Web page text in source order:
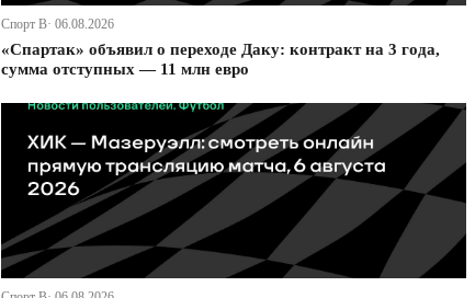
Спорт В· 06.08.2026
«Спартак» объявил о переходе Даку: контракт на 3 года,
сумма отступных — 11 млн евро